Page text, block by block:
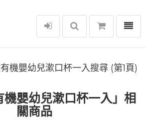
選單
機嬰幼兒漱口杯一入搜尋 (第1頁)
機嬰幼兒漱口杯一入」相
關商品